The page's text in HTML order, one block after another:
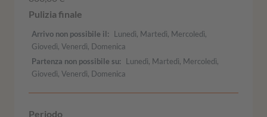
Arrivo non possibile il
Lunedì, Martedì, Mercoledì,
Giovedì, Venerdì, Domenica
Partenza non possibile su
Lunedì, Martedì, Mercoledì,
Giovedì, Venerdì, Domenica